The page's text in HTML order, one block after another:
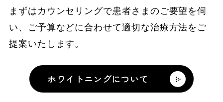
まずはカウンセリングで患者さまのご要望を伺
い、ご予算などに合わせて適切な治療方法をご
提案いたします。
ホワイトニングについて